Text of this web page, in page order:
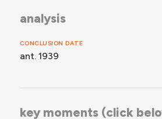
analysis
CONCLUSION DATE
ant. 1939
key moments (click